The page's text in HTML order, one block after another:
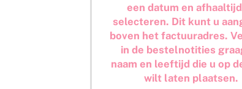
een datum en
selecteren. Dit kunt u
boven het factuuradres.
in de bestelnotities
naam en leeftijd die u op
wilt laten plaatsen.